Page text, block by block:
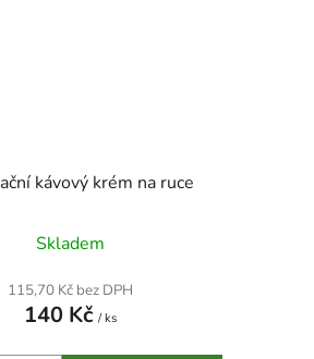
kávový krém na ruce
Skladem
115,70 Kč bez DPH
140 Kč / ks